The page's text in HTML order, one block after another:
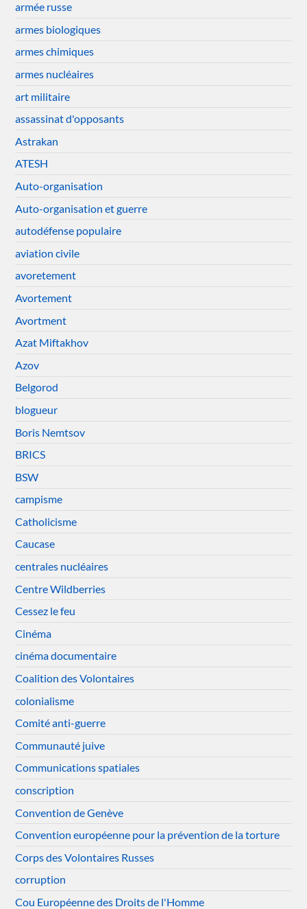
armée russe
armes biologiques
armes chimiques
armes nucléaires
art militaire
assassinat d'opposants
Astrakan
ATESH
Auto-organisation
Auto-organisation et guerre
autodéfense populaire
aviation civile
avoretement
Avortement
Avortment
Azat Miftakhov
Azov
Belgorod
blogueur
Boris Nemtsov
BRICS
BSW
campisme
Catholicisme
Caucase
centrales nucléaires
Centre Wildberries
Cessez le feu
Cinéma
cinéma documentaire
Coalition des Volontaires
colonialisme
Comité anti-guerre
Communauté juive
Communications spatiales
conscription
Convention de Genève
Convention européenne pour la prévention de la torture
Corps des Volontaires Russes
corruption
Cou Européenne des Droits de l'Homme